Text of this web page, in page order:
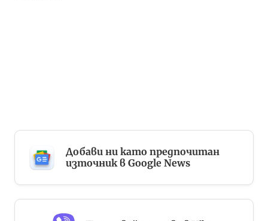
Добави ни като предпочитан
източник в Google News